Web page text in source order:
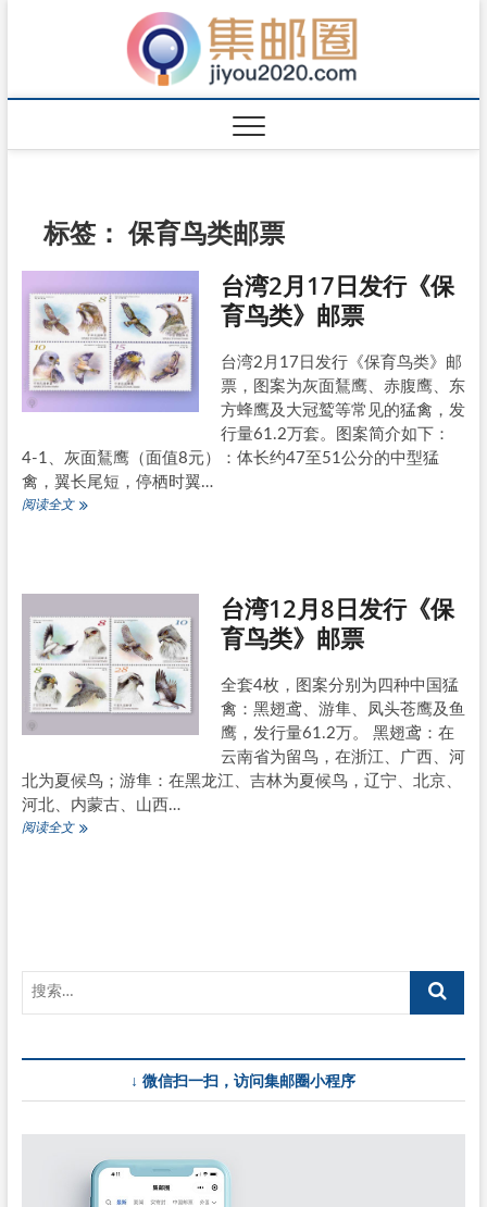
标签：保育鸟类邮票
台湾2月17日发行《保
育鸟类》邮票
台湾2月17日发行《保育鸟类》邮
票，图案为灰面鵟鹰、赤腹鹰、东
方蜂鹰及大冠鹫等常见的猛禽，发
行量61.2万套。图案简介如下：
4-1、灰面鵟鹰（面值8元）：体长约47至51公分的中型猛
禽，翼长尾短，停栖时翼…
阅读全文台
发
行
《保
育
鸟
邮
台湾12月8日发行《保
育鸟类》邮票
全套4枚，图案分别为四种中国猛
禽：黑翅鸢、游隼、凤头苍鹰及鱼
鹰，发行量61.2万。 黑翅鸢：在
云南省为留鸟，在浙江、广西、河
北为夏候鸟；游隼：在黑龙江、吉林为夏候鸟，辽宁、北京、
河北、内蒙古、山西…
阅读全文台
邮
↓ 微信扫一扫，访问集邮圈小程序